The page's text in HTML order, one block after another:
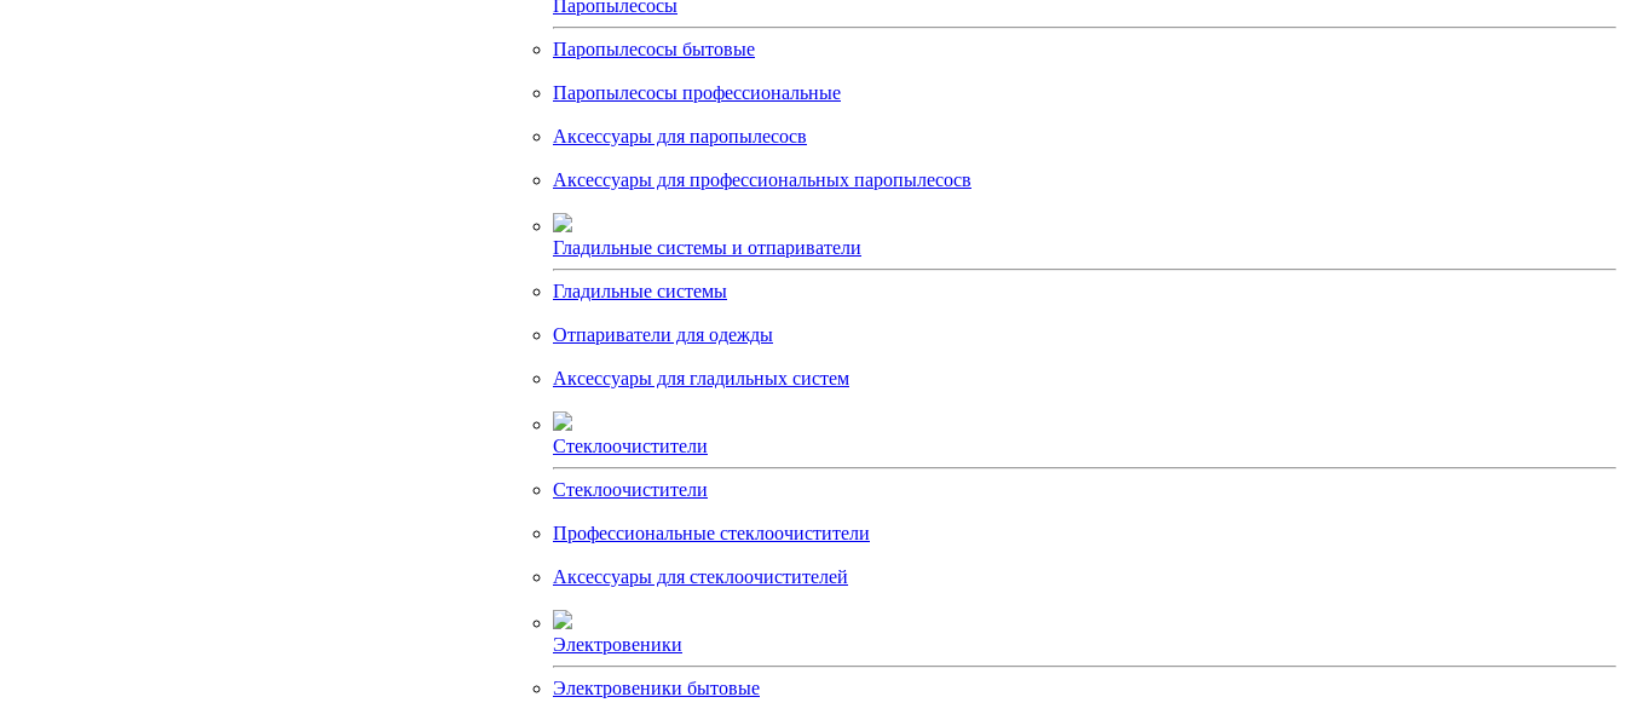
Паропылесосы
Паропылесосы бытовые
Паропылесосы профессиональные
Аксессуары для паропылесосв
Аксессуары для профессиональных паропылесосв
Гладильные системы и отпариватели
Гладильные системы
Отпариватели для одежды
Аксессуары для гладильных систем
Стеклоочистители
Стеклоочистители
Профессиональные стеклоочистители
Аксессуары для стеклоочистителей
Электровеники
Электровеники бытовые